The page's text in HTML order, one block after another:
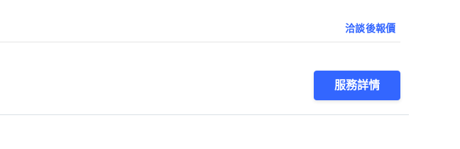
洽談後報價
服務詳情